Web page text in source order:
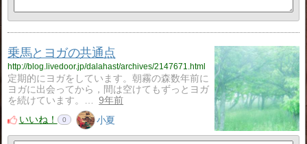
乗馬とヨガの共通点
http://blog.livedoor.jp/dalahast/archives/2147671.html
定期的にヨガをしています。朝霧の森数年前に
ヨガに出会ってから，間は空けてもずっとヨガ
を続けています。…
9年前
いいね！
0 小夏